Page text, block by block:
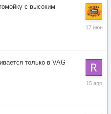
с высоким
17
только в VAG
15